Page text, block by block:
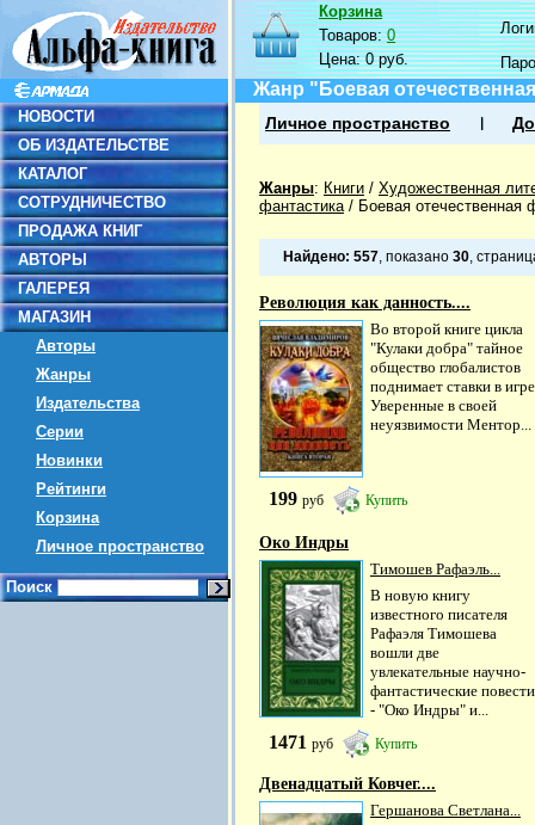
НОВОСТИ
ОБ ИЗДАТЕЛЬСТВЕ
КАТАЛОГ
СОТРУДНИЧЕСТВО
ПРОДАЖА КНИГ
АВТОРЫ
ГАЛЕРЕЯ
МАГАЗИН
Авторы
Жанры
Издательства
Серии
Новинки
Рейтинги
Корзина
Личное пространство
Поиск
Корзина
Товаров:0
Цена:0 руб.
Жанр "Боевая
Личное пространство
Жанры: Книги / Художественная
фантастика/ Боевая отечественная
Найдено: 557, показано 30,
Революция как данность....
Во второй книге цикла
"Кулаки добра" тайное
общество глобалистов
поднимает ставки в
Уверенные в своей
неуязвимости Ментор...
199 руб Купить
Око Индры
Тимошев Рафаэль...
В новую книгу
известного писателя
Рафаэля Тимошева
вошли две
увлекательные научно-
фантастические повести
- "Око Индры" и...
1471 руб Купить
Двенадцатый Ковчег....
Гершанова Светлана...